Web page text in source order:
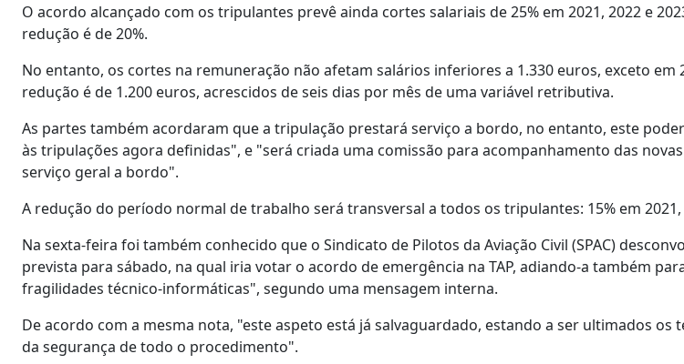
O acordo alcançado com os tripulantes prevê ainda cortes salariais de 25% em 2021, 2022 e
redução é de 20%.
No entanto, os cortes na remuneração não afetam salários inferiores a 1.330 euros, exceto em
redução é de 1.200 euros, acrescidos de seis dias por mês de uma variável retributiva.
As partes também acordaram que a tripulação prestará serviço a bordo, no entanto, este
às tripulações agora definidas", e "será criada uma comissão para acompanhamento das
serviço geral a bordo".
A redução do período normal de trabalho será transversal a todos os tripulantes: 15% em 2021,
Na sexta-feira foi também conhecido que o Sindicato de Pilotos da Aviação Civil (SPAC)
prevista para sábado, na qual iria votar o acordo de emergência na TAP, adiando-a também
fragilidades técnico-informáticas", segundo uma mensagem interna.
De acordo com a mesma nota, "este aspeto está já salvaguardado, estando a ser ultimados os
da segurança de todo o procedimento".